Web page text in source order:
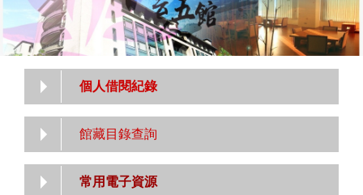
個人借閱紀錄
館藏目錄查詢
常用電子資源